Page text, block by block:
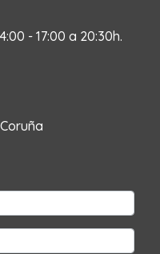
- 17:00 a 20:30h.